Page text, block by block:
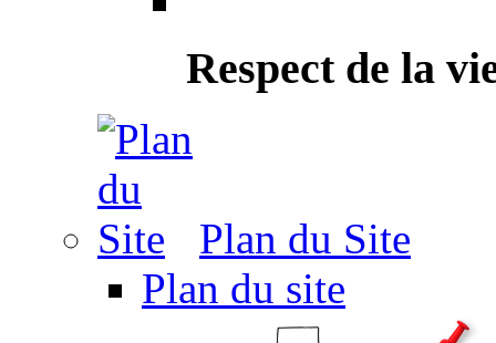
Respect de la
Plan du Site
Plan du site